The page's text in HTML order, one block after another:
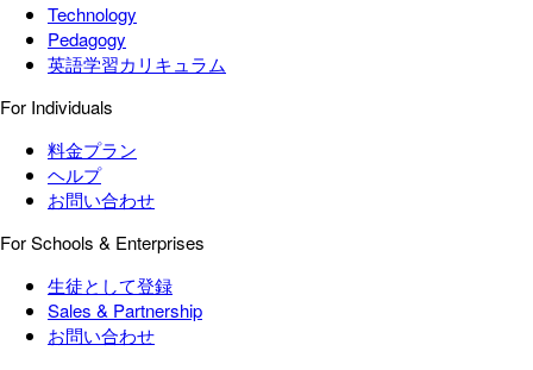
Technology
Pedagogy
英語学習カリキュラム
For Individuals
料金プラン
ヘルプ
お問い合わせ
For Schools & Enterprises
生徒として登録
Sales & Partnership
お問い合わせ